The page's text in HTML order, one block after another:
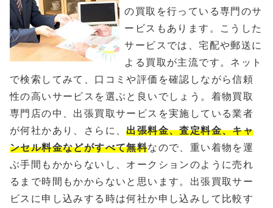
の買取を行っている専門のサ
ービスもあります。こうした
サービスでは、宅配や郵送に
よる買取が主流です。ネット
で検索してみて、口コミや評価を確認しながら信頼
性の高いサービスを選ぶと良いでしょう。着物買取
専門店の中、出張買取サービスを実施している業者
が何社かあり、さらに、出張料金、査定料金、キャ
ンセル料金などがすべて無料なので、重い着物を運
ぶ手間もかからないし、オークションのように売れ
るまで時間もかからないと思います。出張買取サー
ビスに申し込みする時は何社か申し込みして比較す